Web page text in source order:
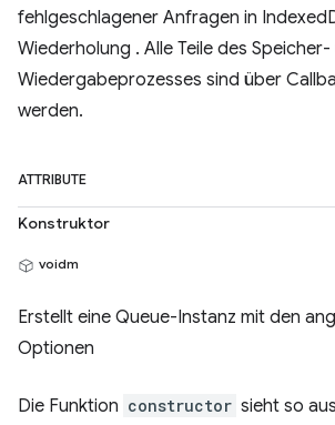
fehlgeschlagener Anfragen in
Wiederholung . Alle Teile des Speicher-
Wiedergabeprozesses sind über
werden.
ATTRIBUTE
Konstruktor
voidm
Erstellt eine Queue-Instanz mit den
Optionen
Die Funktion constructor sieht so